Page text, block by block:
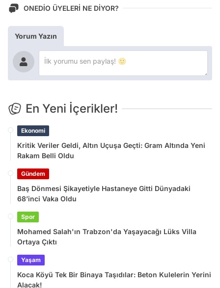
ONEDİO ÜYELERİ NE DİYOR?
Yorum Yazın
En Yeni İçerikler!
Ekonomi
Kritik Veriler Geldi, Altın Uçuşa Geçti: Gram Altında Yeni
Rakam Belli Oldu
Gündem
Baş Dönmesi Şikayetiyle Hastaneye Gitti Dünyadaki
68’inci Vaka Oldu
Spor
Mohamed Salah'ın Trabzon'da Yaşayacağı Lüks Villa
Ortaya Çıktı
Yaşam
Koca Köyü Tek Bir Binaya Taşıdılar: Beton Kulelerin Yerini
Alacak!